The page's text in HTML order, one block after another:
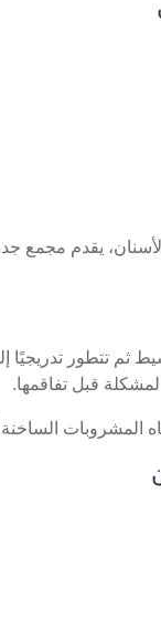
يقدم مجمع
ثم تتطور تدريجيًا
قبل تفاقمها.
الساخنة